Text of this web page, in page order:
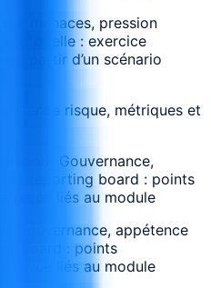
menaces, pression
: exercice
à partir d’un scénario
risque, métriques et
pour Gouvernance,
et reporting board : points
revue liés au module
Gouvernance, appétence
board : points
revue liés au module